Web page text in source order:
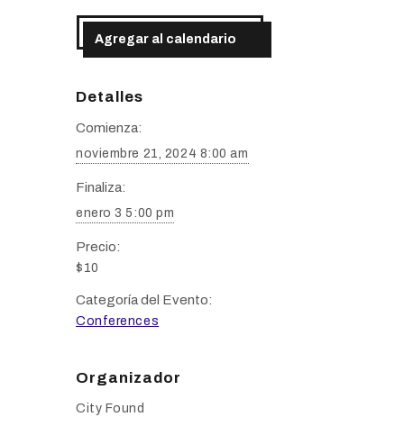
Agregar al calendario
Detalles
Comienza:
noviembre 21, 2024 8:00 am
Finaliza:
enero 3 5:00 pm
Precio:
$10
Categoría del Evento:
Conferences
Organizador
City Found